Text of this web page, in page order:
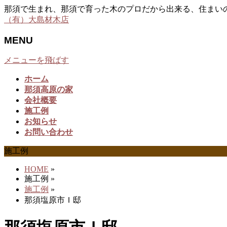
那須で生まれ、那須で育った木のプロだから出来る、住まい
（有）大島材木店
MENU
メニューを飛ばす
ホーム
那須高原の家
会社概要
施工例
お知らせ
お問い合わせ
施工例
HOME »
施工例 »
施工例 »
那須塩原市Ｉ邸